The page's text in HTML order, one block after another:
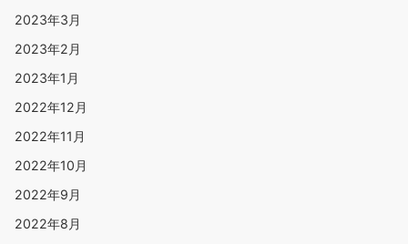
2023年3月
2023年2月
2023年1月
2022年12月
2022年11月
2022年10月
2022年9月
2022年8月